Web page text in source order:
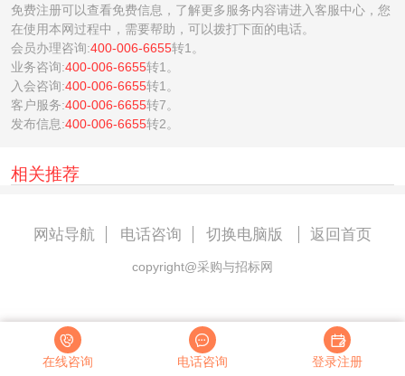
免费注册可以查看免费信息，了解更多服务内容请进入客服中心，您
在使用本网过程中，需要帮助，可以拨打下面的电话。
会员办理咨询:400-006-6655转1。
业务咨询:400-006-6655转1。
入会咨询:400-006-6655转1。
客户服务:400-006-6655转7。
发布信息:400-006-6655转2。
相关推荐
网站导航 电话咨询 切换电脑版 返回首页
copyright@采购与招标网
在线咨询 电话咨询 登录注册